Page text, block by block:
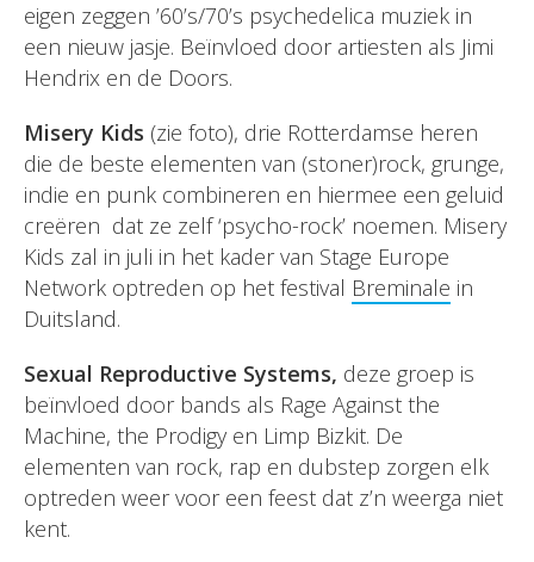
eigen zeggen ’60’s/70’s psychedelica muziek in
een nieuw jasje. Beïnvloed door artiesten als Jimi
Hendrix en de Doors.
Misery Kids (zie foto), drie Rotterdamse heren
die de beste elementen van (stoner)rock, grunge,
indie en punk combineren en hiermee een geluid
creëren dat ze zelf ‘psycho-rock’ noemen. Misery
Kids zal in juli in het kader van Stage Europe
Network optreden op het festival Breminale in
Duitsland.
Sexual Reproductive Systems, deze groep is
beïnvloed door bands als Rage Against the
Machine, the Prodigy en Limp Bizkit. De
elementen van rock, rap en dubstep zorgen elk
optreden weer voor een feest dat z’n weerga niet
kent.